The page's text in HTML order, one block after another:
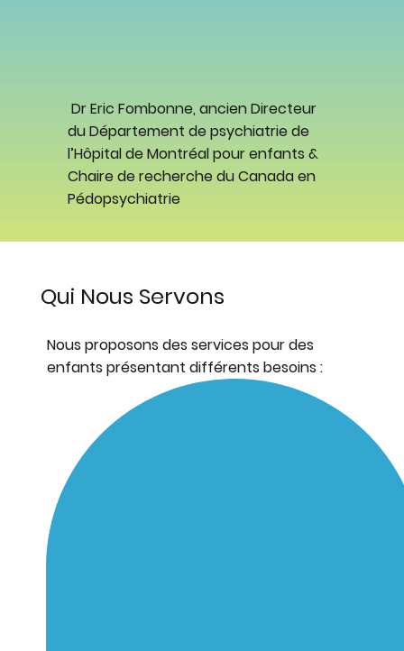
Dr Eric Fombonne, ancien Directeur
du Département de psychiatrie de
l’Hôpital de Montréal pour enfants &
Chaire de recherche du Canada en
Pédopsychiatrie
Qui Nous Servons
Nous proposons des services pour des
enfants présentant différents besoins :